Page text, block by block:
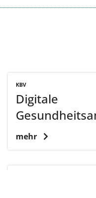
KBV
Digitale
mehr